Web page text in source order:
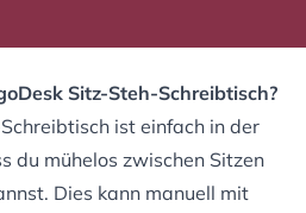
Sitz-Steh-Schreibtisch?
ist einfach in der
du mühelos zwischen Sitzen
Dies kann manuell mit